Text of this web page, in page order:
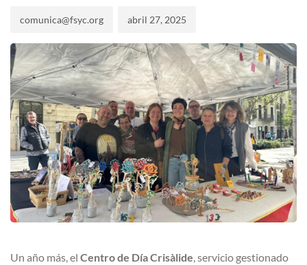
comunica@fsyc.org abril 27, 2025
Un año más, el Centro de Día Crisàlide, servicio gestionado